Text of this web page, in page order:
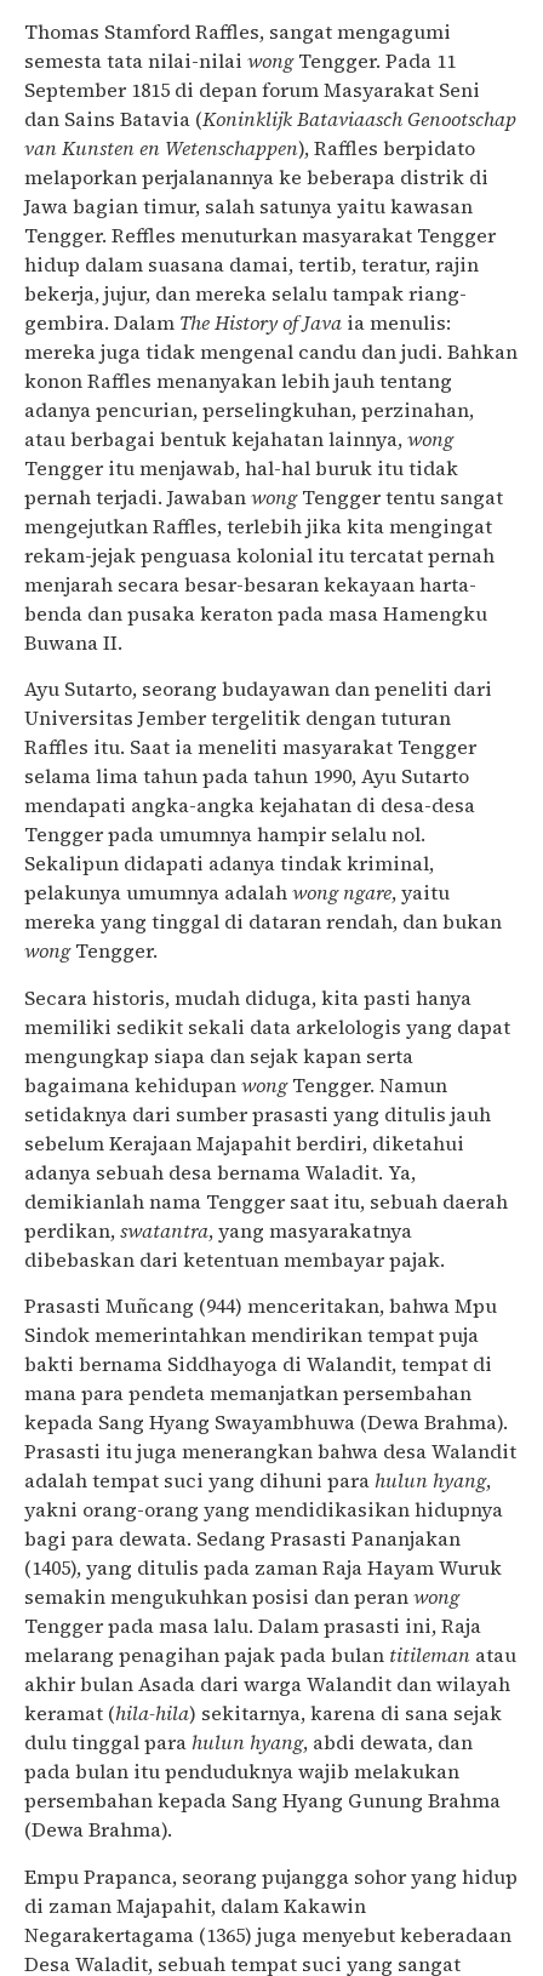
Thomas Stamford Raffles, sangat mengagumi
semesta tata nilai-nilai wongTengger. Pada 11
September 1815 di depan forum Masyarakat Seni
dan Sains Batavia (Koninklijk Bataviaasch Genootschap
van Kunsten en Wetenschappen), Raffles berpidato
melaporkan perjalanannya ke beberapa distrik di
Jawa bagian timur, salah satunya yaitu kawasan
Tengger. Reffles menuturkan masyarakat Tengger
hidup dalam suasana damai, tertib, teratur, rajin
bekerja, jujur, dan mereka selalu tampak riang-
gembira. Dalam The History of Java ia menulis:
mereka juga tidak mengenal candu dan judi. Bahkan
konon Raffles menanyakan lebih jauh tentang
adanya pencurian, perselingkuhan, perzinahan,
atau berbagai bentuk kejahatan lainnya,wong
Tengger itu menjawab, hal-hal buruk itu tidak
pernah terjadi. JawabanwongTengger tentu sangat
mengejutkan Raffles, terlebih jika kita mengingat
rekam-jejak penguasa kolonial itu tercatat pernah
menjarah secara besar-besaran kekayaan harta-
benda dan pusaka keraton pada masa Hamengku
Buwana II.
Ayu Sutarto, seorang budayawan dan peneliti dari
Universitas Jember tergelitik dengan tuturan
Raffles itu. Saat ia meneliti masyarakat Tengger
selama lima tahun pada tahun 1990, Ayu Sutarto
mendapati angka-angka kejahatan di desa-desa
Tengger pada umumnya hampir selalu nol.
Sekalipun didapati adanya tindak kriminal,
pelakunya umumnya adalahwong ngare, yaitu
mereka yang tinggal di dataran rendah, dan bukan
wongTengger.
Secara historis, mudah diduga, kita pasti hanya
memiliki sedikit sekali data arkelologis yang dapat
mengungkap siapa dan sejak kapan serta
bagaimana kehidupanwongTengger. Namun
setidaknya dari sumber prasasti yang ditulis jauh
sebelum Kerajaan Majapahit berdiri, diketahui
adanya sebuah desa bernama Waladit. Ya,
demikianlah nama Tengger saat itu, sebuah daerah
perdikan,swatantra, yang masyarakatnya
dibebaskan dari ketentuan membayar pajak.
Prasasti Muñcang (944) menceritakan, bahwa Mpu
Sindok memerintahkan mendirikan tempat puja
bakti bernama Siddhayoga di Walandit, tempat di
mana para pendeta memanjatkan persembahan
kepada Sang Hyang Swayambhuwa (Dewa Brahma).
Prasasti itu juga menerangkan bahwa desa Walandit
adalah tempat suci yang dihuni para hulun hyang,
yakni orang-orang yang mendidikasikan hidupnya
bagi para dewata. Sedang Prasasti Pananjakan
(1405), yang ditulis pada zaman Raja Hayam Wuruk
semakin mengukuhkan posisi dan peranwong
Tengger pada masa lalu. Dalam prasasti ini, Raja
melarang penagihan pajak pada bulan titileman atau
akhir bulan Asada dari warga Walandit dan wilayah
keramat (hila-hila) sekitarnya, karena di sana sejak
dulu tinggal para hulun hyang, abdi dewata, dan
pada bulan itu penduduknya wajib melakukan
persembahan kepada Sang Hyang Gunung Brahma
(Dewa Brahma).
Empu Prapanca, seorang pujangga sohor yang hidup
di zaman Majapahit, dalam Kakawin
Negarakertagama (1365) juga menyebut keberadaan
Desa Waladit, sebuah tempat suci yang sangat